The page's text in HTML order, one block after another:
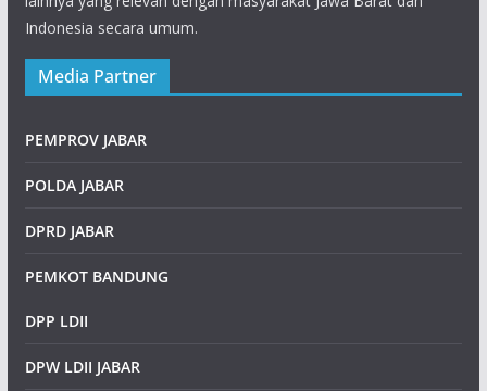
Indonesia secara umum.
Media Partner
PEMPROV JABAR
POLDA JABAR
DPRD JABAR
PEMKOT BANDUNG
DPP LDII
DPW LDII JABAR